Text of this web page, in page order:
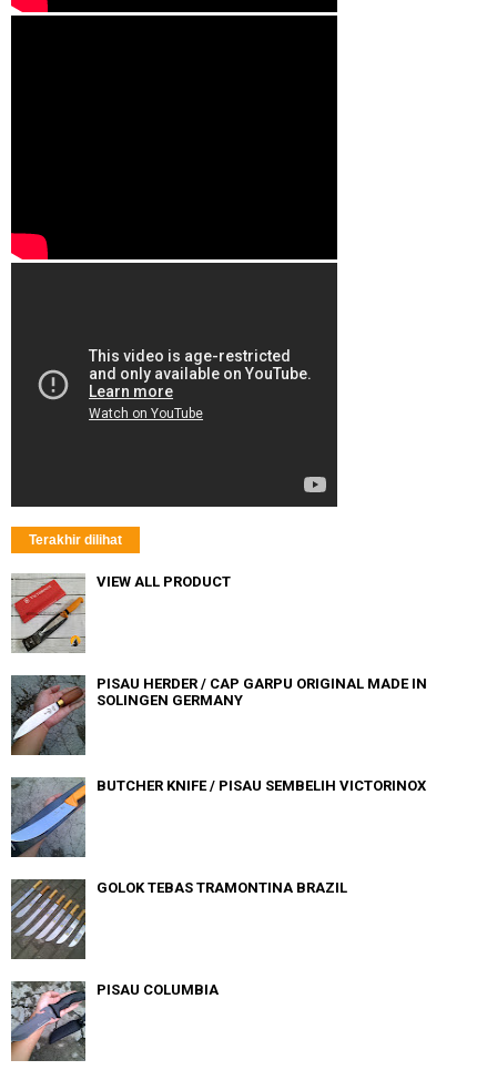
Terakhir dilihat
VIEW ALL PRODUCT
PISAU HERDER / CAP GARPU ORIGINAL MADE IN
SOLINGEN GERMANY
BUTCHER KNIFE / PISAU SEMBELIH VICTORINOX
GOLOK TEBAS TRAMONTINA BRAZIL
PISAU COLUMBIA